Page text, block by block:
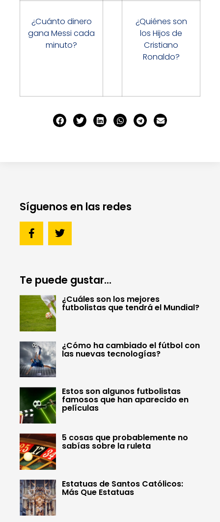
¿Cuánto dinero
gana Messi cada
minuto?
¿Quiénes son
los Hijos de
Cristiano
Ronaldo?
Síguenos en las redes
Te puede gustar...
¿Cuáles son los mejores
futbolistas que tendrá el Mundial?
¿Cómo ha cambiado el fútbol con
las nuevas tecnologías?
Estos son algunos futbolistas
famosos que han aparecido en
películas
5 cosas que probablemente no
sabías sobre la ruleta
Estatuas de Santos Católicos:
Más Que Estatuas